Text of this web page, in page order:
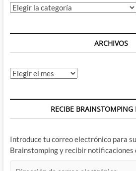
Categorías
ARCHIVOS
Archivos
RECIBE BRAINSTOMPING
Introduce tu correo electrónico para
Brainstomping y recibir notificaciones